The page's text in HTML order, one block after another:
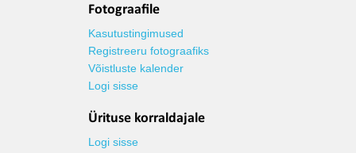
Fotograafile
Kasutustingimused
Registreeru fotograafiks
Võistluste kalender
Logi sisse
Ürituse korraldajale
Logi sisse